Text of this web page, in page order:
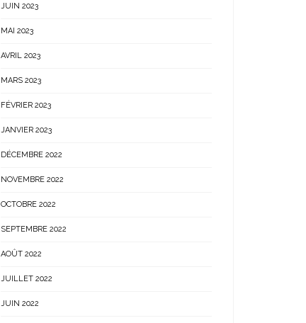
JUIN 2023
MAI 2023
AVRIL 2023
MARS 2023
FÉVRIER 2023
JANVIER 2023
DÉCEMBRE 2022
NOVEMBRE 2022
OCTOBRE 2022
SEPTEMBRE 2022
AOÛT 2022
JUILLET 2022
JUIN 2022